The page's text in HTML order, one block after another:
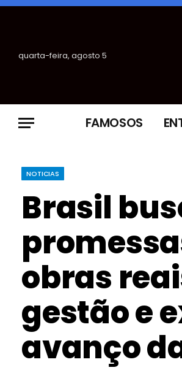
quarta-feira, agosto 5
FAMOSOS
NOTICIAS
Brasil
obras
gestão e
avanço